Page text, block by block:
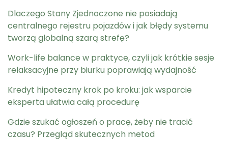
Dlaczego Stany Zjednoczone nie posiadają
centralnego rejestru pojazdów i jak błędy systemu
tworzą globalną szarą strefę?
Work-life balance w praktyce, czyli jak krótkie sesje
relaksacyjne przy biurku poprawiają wydajność
Kredyt hipoteczny krok po kroku: jak wsparcie
eksperta ułatwia całą procedurę
Gdzie szukać ogłoszeń o pracę, żeby nie tracić
czasu? Przegląd skutecznych metod